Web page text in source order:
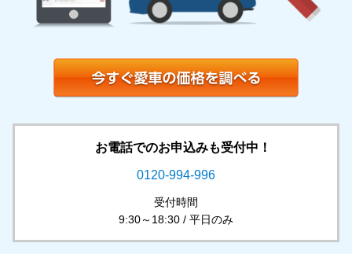
お電話でのお申込みも受付中！
0120-994-996
受付時間
9:30～18:30 / 平日のみ